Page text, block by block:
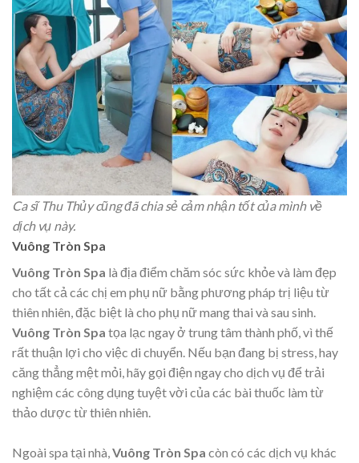
Ca sĩ Thu Thủy cũng đã chia sẻ cảm nhận tốt của mình về
dịch vụ này.
Vuông Tròn Spa
Vuông Tròn Spa là địa điểm chăm sóc sức khỏe và làm đẹp
cho tất cả các chị em phụ nữ bằng phương pháp trị liệu từ
thiên nhiên, đặc biệt là cho phụ nữ mang thai và sau sinh.
Vuông Tròn Spa tọa lạc ngay ở trung tâm thành phố, vì thế
rất thuận lợi cho việc di chuyển. Nếu bạn đang bị stress, hay
căng thẳng mệt mỏi, hãy gọi điện ngay cho dịch vụ để trải
nghiệm các công dụng tuyệt vời của các bài thuốc làm từ
thảo dược từ thiên nhiên.
Ngoài spa tại nhà, Vuông Tròn Spa còn có các dịch vụ khác